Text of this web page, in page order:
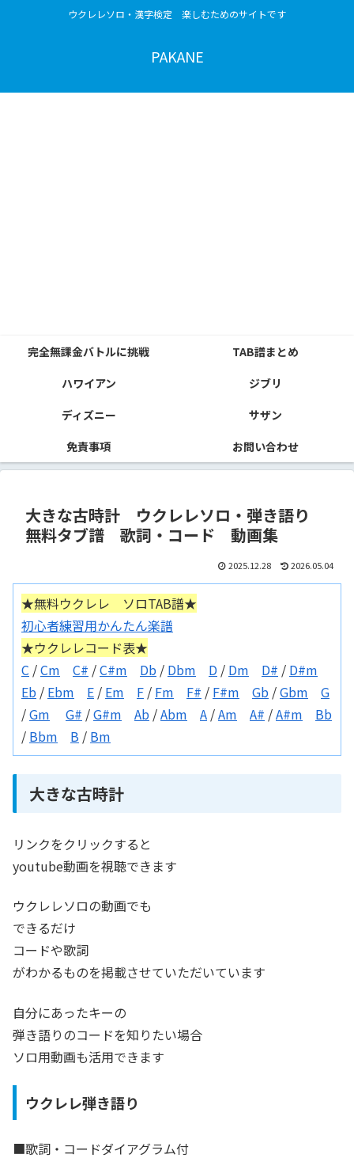
ウクレレソロ・漢字検定 楽しむためのサイトです
PAKANE
完全無課金バトルに挑戦
TAB譜まとめ
ハワイアン
ジブリ
ディズニー
サザン
免責事項
お問い合わせ
大きな古時計 ウクレレソロ・弾き語り
無料タブ譜 歌詞・コード 動画集
2025.12.28 2026.05.04
★無料ウクレレ ソロTAB譜★
初心者練習用かんたん楽譜
★ウクレレコード表★
C /Cm C# /C#m Db / Dbm D / Dm D# / D#m
Eb / Ebm E / Em F / Fm F# / F#m Gb /Gbm
G
/Gm G# /G#m Ab /Abm A /Am A# /A#m
Bb
/ Bbm B / Bm
大きな古時計
リンクをクリックすると
youtube動画を視聴できます
ウクレレソロの動画でも
できるだけ
コードや歌詞
がわかるものを掲載させていただいています
自分にあったキーの
弾き語りのコードを知りたい場合
ソロ用動画も活用できます
ウクレレ弾き語り
■歌詞・コードダイアグラム付